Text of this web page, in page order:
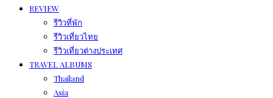
REVIEW
รีวิวที่พัก
รีวิวเที่ยวไทย
รีวิวเที่ยวต่างประเทศ
TRAVEL ALBUMS
Thailand
Asia